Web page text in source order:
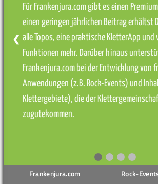
Für Frankenjura.com gibt es einen
einen geringen jährlichen Beitrag erhältst
alle Topos, eine praktische KletterApp und
Funktionen mehr. Darüber hinaus
Frankenjura.com bei der Entwicklung von
Anwendungen (z.B. Rock-Events) und
Klettergebiete), die der
zugutekommen.
❮
Frankenjura.com Rock-